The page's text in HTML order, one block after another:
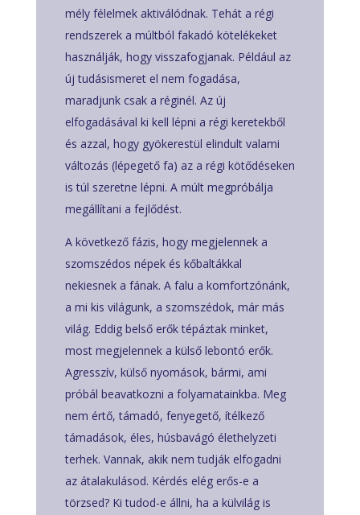
mély félelmek aktiválódnak. Tehát a régi
rendszerek a múltból fakadó kötelékeket
használják, hogy visszafogjanak. Például az
új tudásismeret el nem fogadása,
maradjunk csak a réginél. Az új
elfogadásával ki kell lépni a régi keretekből
és azzal, hogy gyökerestül elindult valami
változás (lépegető fa) az a régi kötődéseken
is túl szeretne lépni. A múlt megpróbálja
megállítani a fejlődést.
A következő fázis, hogy megjelennek a
szomszédos népek és kőbaltákkal
nekiesnek a fának. A falu a komfortzónánk,
a mi kis világunk, a szomszédok, már más
világ. Eddig belső erők tépáztak minket,
most megjelennek a külső lebontó erők.
Agresszív, külső nyomások, bármi, ami
próbál beavatkozni a folyamatainkba. Meg
nem értő, támadó, fenyegető, ítélkező
támadások, éles, húsbavágó élethelyzeti
terhek. Vannak, akik nem tudják elfogadni
az átalakulásod. Kérdés elég erős-e a
törzsed? Ki tudod-e állni, ha a külvilág is